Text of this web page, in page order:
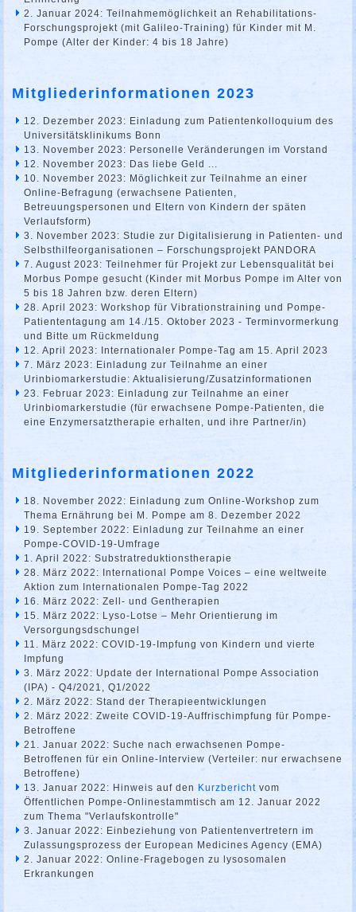
2. Januar 2024: Teilnahmemöglichkeit an Rehabilitations-
Forschungsprojekt (mit Galileo-Training) für Kinder mit M.
Pompe (Alter der Kinder: 4 bis 18 Jahre)
Mitgliederinformationen 2023
12. Dezember 2023: Einladung zum Patientenkolloquium des
Universitätsklinikums Bonn
13. November 2023: Personelle Veränderungen im Vorstand
12. November 2023: Das liebe Geld ...
10. November 2023: Möglichkeit zur Teilnahme an einer
Online-Befragung (erwachsene Patienten,
Betreuungspersonen und Eltern von Kindern der späten
Verlaufsform)
3. November 2023: Studie zur Digitalisierung in Patienten- und
Selbsthilfeorganisationen – Forschungsprojekt PANDORA
7. August 2023: Teilnehmer für Projekt zur Lebensqualität bei
Morbus Pompe gesucht (Kinder mit Morbus Pompe im Alter von
5 bis 18 Jahren bzw. deren Eltern)
28. April 2023: Workshop für Vibrationstraining und Pompe-
Patiententagung am 14./15. Oktober 2023 - Terminvormerkung
und Bitte um Rückmeldung
12. April 2023: Internationaler Pompe-Tag am 15. April 2023
7. März 2023: Einladung zur Teilnahme an einer
Urinbiomarkerstudie: Aktualisierung/Zusatzinformationen
23. Februar 2023: Einladung zur Teilnahme an einer
Urinbiomarkerstudie (für erwachsene Pompe-Patienten, die
eine Enzymersatztherapie erhalten, und ihre Partner/in)
Mitgliederinformationen 2022
18. November 2022: Einladung zum Online-Workshop zum
Thema Ernährung bei M. Pompe am 8. Dezember 2022
19. September 2022: Einladung zur Teilnahme an einer
Pompe-COVID-19-Umfrage
1. April 2022: Substratreduktionstherapie
28. März 2022: International Pompe Voices – eine weltweite
Aktion zum Internationalen Pompe-Tag 2022
16. März 2022: Zell- und Gentherapien
15. März 2022: Lyso-Lotse – Mehr Orientierung im
Versorgungsdschungel
11. März 2022: COVID-19-Impfung von Kindern und vierte
Impfung
3. März 2022: Update der International Pompe Association
(IPA) - Q4/2021, Q1/2022
2. März 2022: Stand der Therapieentwicklungen
2. März 2022: Zweite COVID-19-Auffrischimpfung für Pompe-
Betroffene
21. Januar 2022: Suche nach erwachsenen Pompe-
Betroffenen für ein Online-Interview (Verteiler: nur erwachsene
Betroffene)
13. Januar 2022: Hinweis auf den Kurzbericht vom
Öffentlichen Pompe-Onlinestammtisch am 12. Januar 2022
zum Thema "Verlaufskontrolle"
3. Januar 2022: Einbeziehung von Patientenvertretern im
Zulassungsprozess der European Medicines Agency (EMA)
2. Januar 2022: Online-Fragebogen zu lysosomalen
Erkrankungen